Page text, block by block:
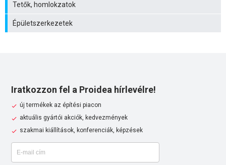
Tetők, homlokzatok
Épületszerkezetek
Iratkozzon fel a Proidea hírlevélre!
új termékek az építési piacon
aktuális gyártói akciók, kedvezmények
szakmai kiállítások, konferenciák, képzések